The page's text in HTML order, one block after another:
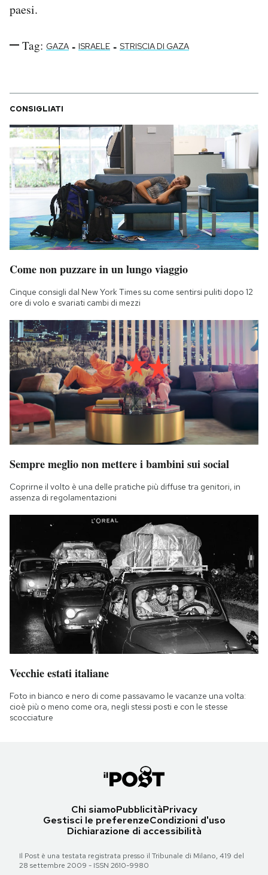
paesi.
Tag: GAZA - ISRAELE - STRISCIA DI GAZA
CONSIGLIATI
Come non puzzare in un lungo viaggio
Cinque consigli dal New York Times su come sentirsi puliti dopo 12
ore di volo e svariati cambi di mezzi
Sempre meglio non mettere i bambini sui social
Coprirne il volto è una delle pratiche più diffuse tra genitori, in
assenza di regolamentazioni
Vecchie estati italiane
Foto in bianco e nero di come passavamo le vacanze una volta:
cioè più o meno come ora, negli stessi posti e con le stesse
scocciature
Chi siamoPubblicitàPrivacy
Gestisci le preferenzeCondizioni d'uso
Dichiarazione di accessibilità
Il Post è una testata registrata presso il Tribunale di Milano, 419 del
28 settembre 2009 - ISSN 2610-9980